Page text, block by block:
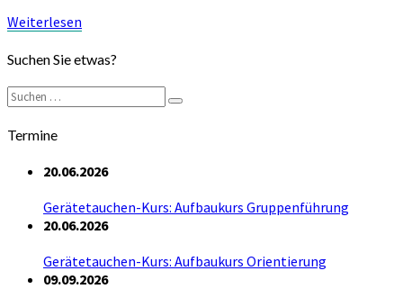
Weiterlesen
Suchen Sie etwas?
Suchen
nach:
Suchen
Termine
20.06.2026
Gerätetauchen-Kurs: Aufbaukurs Gruppenführung
20.06.2026
Gerätetauchen-Kurs: Aufbaukurs Orientierung
09.09.2026